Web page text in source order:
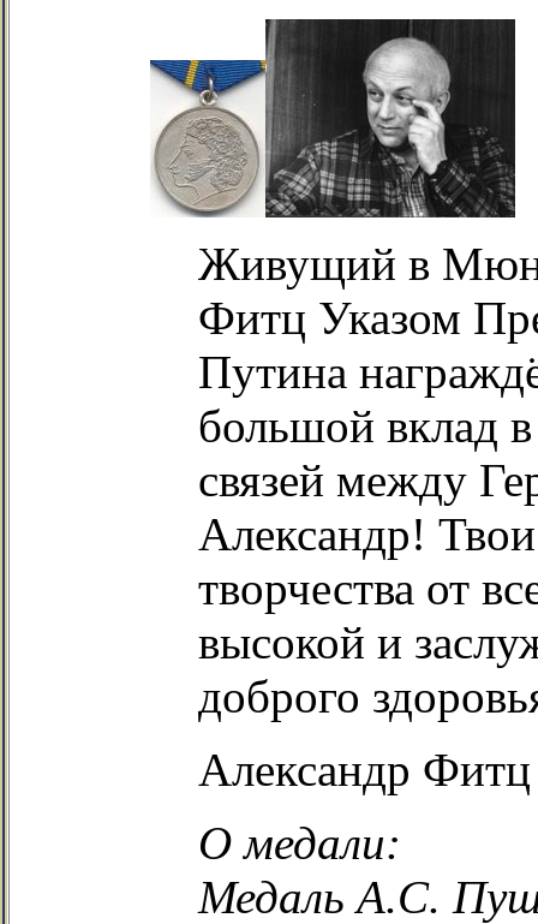
Живущий в
Фитц Указом
Путина
большой вклад
связей между
Александр!
творчества от
высокой и
доброго
Александр
О медали:
Медаль А.С.